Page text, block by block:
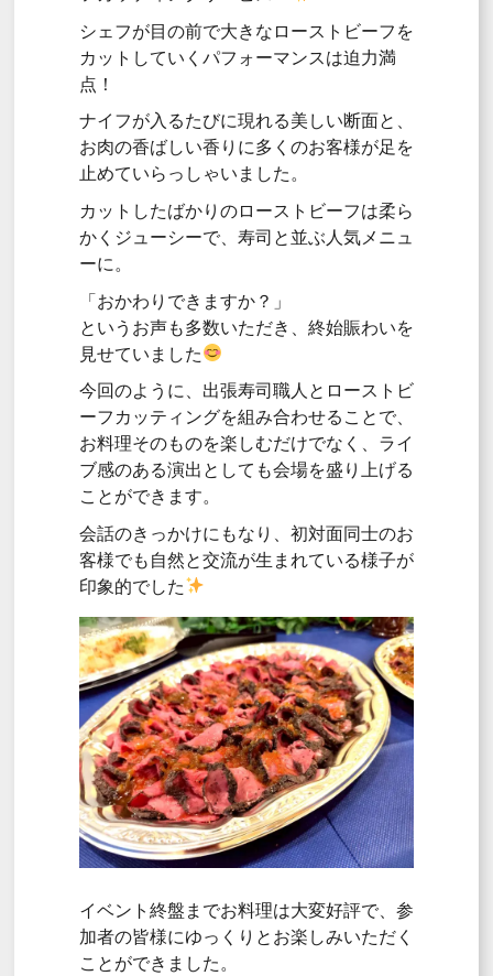
シェフが目の前で大きなローストビーフを
カットしていくパフォーマンスは迫力満
点！
ナイフが入るたびに現れる美しい断面と、
お肉の香ばしい香りに多くのお客様が足を
止めていらっしゃいました。
カットしたばかりのローストビーフは柔ら
かくジューシーで、寿司と並ぶ人気メニュ
ーに。
「おかわりできますか？」
というお声も多数いただき、終始賑わいを
見せていました
今回のように、出張寿司職人とローストビ
ーフカッティングを組み合わせることで、
お料理そのものを楽しむだけでなく、ライ
ブ感のある演出としても会場を盛り上げる
ことができます。
会話のきっかけにもなり、初対面同士のお
客様でも自然と交流が生まれている様子が
印象的でした
イベント終盤までお料理は大変好評で、参
加者の皆様にゆっくりとお楽しみいただく
ことができました。